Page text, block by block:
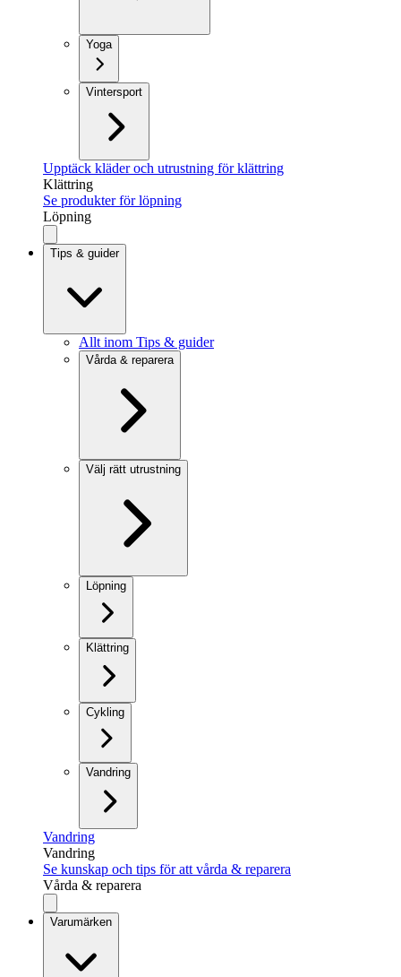
Yoga
Vintersport
Upptäck kläder och utrustning för klättring
Klättring
Se produkter för löpning
Löpning
Tips & guider
Allt inom Tips & guider
Vårda & reparera
Välj rätt utrustning
Löpning
Klättring
Cykling
Vandring
Vandring
Vandring
Se kunskap och tips för att vårda & reparera
Vårda & reparera
Varumärken